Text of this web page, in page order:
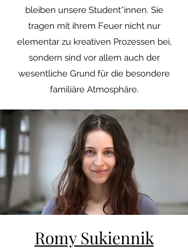
bleiben unsere Student*innen. Sie
tragen mit ihrem Feuer nicht nur
elementar zu kreativen Prozessen bei,
sondern sind vor allem auch der
wesentliche Grund für die besondere
familiäre Atmosphäre.
Romy Sukiennik